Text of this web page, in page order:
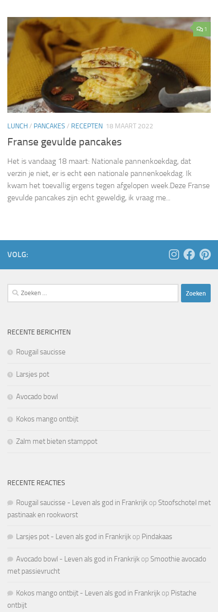
1
LUNCH/ PANCAKES / RECEPTEN 18 MAART 2022
Franse gevulde pancakes
Het is vandaag 18 maart: Nationale pannenkoekdag, dat
verzin je niet, er is echt een nationale pannenkoekdag. Ik
kwam het toevallig ergens tegen afgelopen week.Deze Franse
gevulde pancakes zijn echt geweldig, ik vraag me...
VOLG:
Zoeken
naar:
RECENTE BERICHTEN
Rougail saucisse
Larsjes pot
Avocado bowl
Kokos mango ontbijt
Zalm met bieten stamppot
RECENTE REACTIES
Rougail saucisse - Leven als god in Frankrijk op Stoofschotel met
pastinaak en rookworst
Larsjes pot - Leven als god in Frankrijk op Pindakaas
Avocado bowl - Leven als god in Frankrijk op Smoothie avocado
met passievrucht
Kokos mango ontbijt - Leven als god in Frankrijk op Pistache
ontbijt